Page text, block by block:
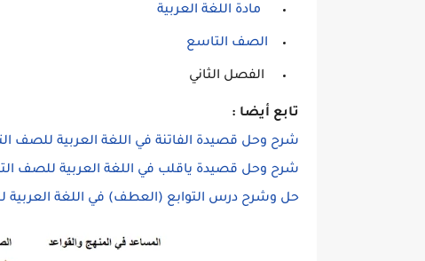
مادة اللغة العربية
الصف التاسع
الفصل الثاني
تابع أيضا :
شرح وحل قصيدة الفاتنة في اللغة العربية للصف
شرح وحل قصيدة ياقلب في اللغة العربية للصف
حل وشرح درس التوابع (العطف) في اللغة العربية